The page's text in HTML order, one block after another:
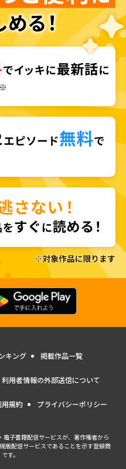
キング 掲載作品一覧
利用者情報の外部送信について
用規約 プライバシーポリシー
電子書籍配信サービスが、著作権者から
版配信サービスであることを示す登録商
す。